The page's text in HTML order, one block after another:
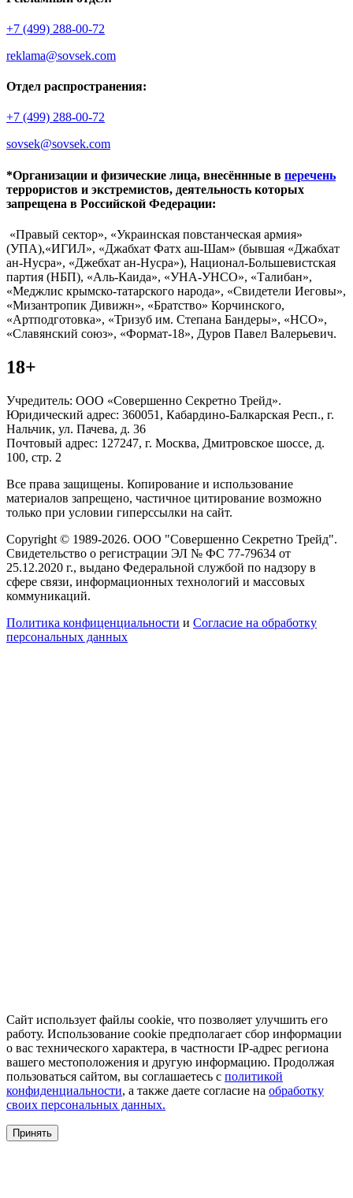
+7 (499) 288-00-72
reklama@sovsek.com
Отдел распространения:
+7 (499) 288-00-72
sovsek@sovsek.com
*Организации и физические лица, внесённные в перечень
террористов и экстремистов, деятельность которых
запрещена в Российской Федерации:
«Правый сектор», «Украинская повстанческая армия»
(УПА),«ИГИЛ», «Джабхат Фатх аш-Шам» (бывшая «Джабхат
ан-Нусра», «Джебхат ан-Нусра»), Национал-Большевистская
партия (НБП), «Аль-Каида», «УНА-УНСО», «Талибан»,
«Меджлис крымско-татарского народа», «Свидетели Иеговы»,
«Мизантропик Дивижн», «Братство» Корчинского,
«Артподготовка», «Тризуб им. Степана Бандеры», «НСО»,
«Славянский союз», «Формат-18», Дуров Павел Валерьевич.
18+
Учредитель: ООО «Совершенно Секретно Трейд».
Юридический адрес: 360051, Кабардино-Балкарская Респ., г.
Нальчик, ул. Пачева, д. 36
Почтовый адрес: 127247, г. Москва, Дмитровское шоссе, д.
100, стр. 2
Все права защищены. Копирование и использование
материалов запрещено, частичное цитирование возможно
только при условии гиперссылки на сайт.
Copyright © 1989-2026. ООО "Совершенно Секретно Трейд".
Свидетельство о регистрации ЭЛ № ФС 77-79634 от
25.12.2020 г., выдано Федеральной службой по надзору в
сфере связи, информационных технологий и массовых
коммуникаций.
Политика конфиценциальности и Согласие на обработку
персональных данных
Сайт использует файлы cookie, что позволяет улучшить его
работу. Использование cookie предполагает сбор информации
о вас технического характера, в частности IP-адрес региона
вашего местоположения и другую информацию. Продолжая
пользоваться сайтом, вы соглашаетесь с политикой
конфиденциальности, а также даете согласие на обработку
своих персональных данных.
Принять